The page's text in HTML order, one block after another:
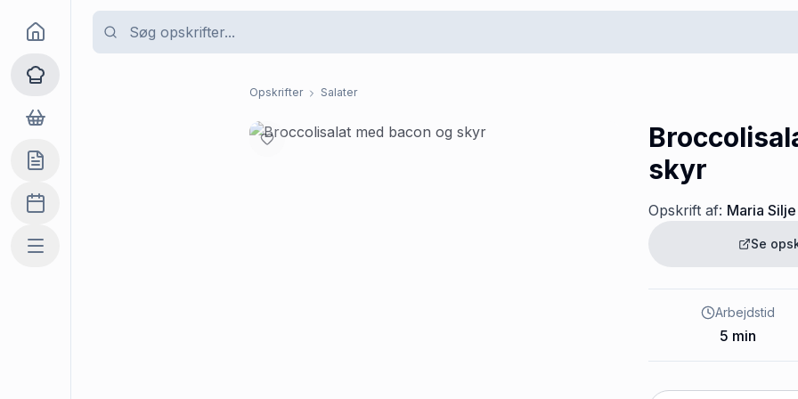
Goma
Opskrifter
Dagligvarer
Indkøbslisten
Madplan
Mere
Opskrifter Salater
skyr
Opskrift af: Maria Silje
Se
Arbejdstid
5 min